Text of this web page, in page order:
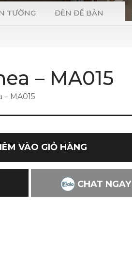
TƯỜNG ĐÈN ĐỂ BÀN
– MA015
– MA015
VÀO GIỎ HÀNG
CHAT NGAY